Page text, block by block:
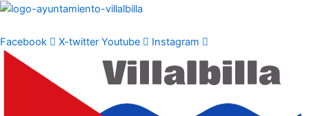
Ir
contenido
Facebook X-twitter Youtube Instagram